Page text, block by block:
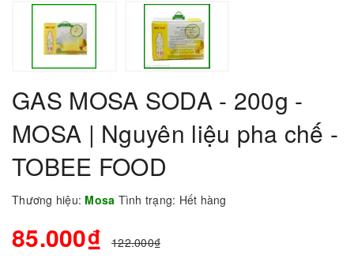
GAS MOSA SODA - 200g -
MOSA | Nguyên liệu pha chế -
TOBEE FOOD
Thương hiệu: Mosa Tình trạng: Hết hàng
85.000₫ 122.000₫